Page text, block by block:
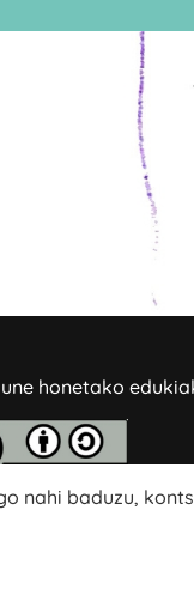
honetako
nahi baduzu,